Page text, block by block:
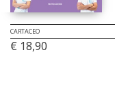
CARTACEO
€ 18,90